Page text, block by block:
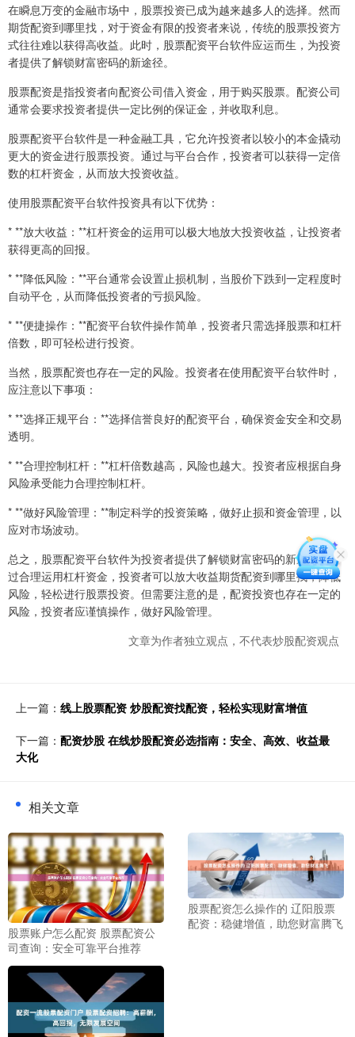
在瞬息万变的金融市场中，股票投资已成为越来越多人的选择。然而
期货配资到哪里找，对于资金有限的投资者来说，传统的股票投资方
式往往难以获得高收益。此时，股票配资平台软件应运而生，为投资
者提供了解锁财富密码的新途径。
股票配资是指投资者向配资公司借入资金，用于购买股票。配资公司
通常会要求投资者提供一定比例的保证金，并收取利息。
股票配资平台软件是一种金融工具，它允许投资者以较小的本金撬动
更大的资金进行股票投资。通过与平台合作，投资者可以获得一定倍
数的杠杆资金，从而放大投资收益。
使用股票配资平台软件投资具有以下优势：
* **放大收益：**杠杆资金的运用可以极大地放大投资收益，让投资者
获得更高的回报。
* **降低风险：**平台通常会设置止损机制，当股价下跌到一定程度时
自动平仓，从而降低投资者的亏损风险。
* **便捷操作：**配资平台软件操作简单，投资者只需选择股票和杠杆
倍数，即可轻松进行投资。
当然，股票配资也存在一定的风险。投资者在使用配资平台软件时，
应注意以下事项：
* **选择正规平台：**选择信誉良好的配资平台，确保资金安全和交易
透明。
* **合理控制杠杆：**杠杆倍数越高，风险也越大。投资者应根据自身
风险承受能力合理控制杠杆。
* **做好风险管理：**制定科学的投资策略，做好止损和资金管理，以
应对市场波动。
总之，股票配资平台软件为投资者提供了解锁财富密码的新途径。通
过合理运用杠杆资金，投资者可以放大收益期货配资到哪里找，降低
风险，轻松进行股票投资。但需要注意的是，配资投资也存在一定的
风险，投资者应谨慎操作，做好风险管理。
文章为作者独立观点，不代表炒股配资观点
上一篇： 线上股票配资 炒股配资找配资，轻松实现财富增值
下一篇： 配资炒股 在线炒股配资必选指南：安全、高效、收益最
大化
相关文章
股票账户怎么配资 股票配资公
司查询：安全可靠平台推荐
股票配资怎么操作的 辽阳股票
配资：稳健增值，助您财富腾飞